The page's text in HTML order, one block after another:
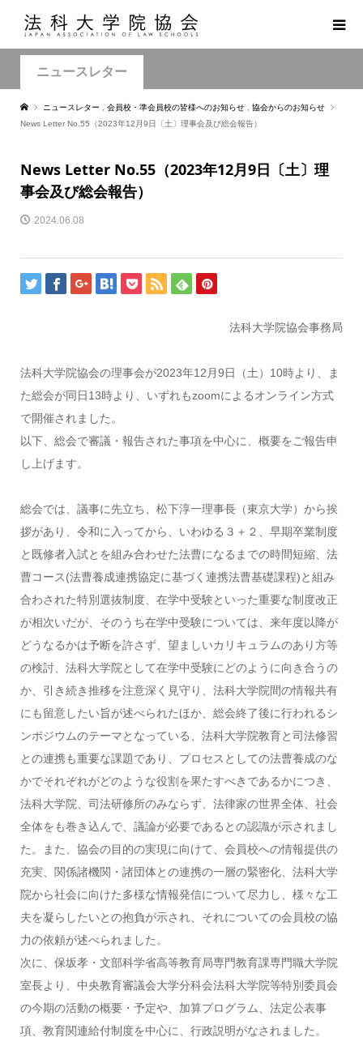
ニュースレター
ニュースレター 会員校・準会員校の皆様へのお知らせ
協会からのお知らせ
News Letter No.55（2023年12月9日〔土〕理事会及び総会報告）
News Letter No.55（2023年12月9日〔土〕理
事会及び総会報告）
2024.06.08
法科大学院協会事務局
法科大学院協会の理事会が2023年12月9日（土）10時より、ま
た総会が同日13時より、いずれもzoomによるオンライン方式
で開催されました。
以下、総会で審議・報告された事項を中心に、概要をご報告申
し上げます。
総会では、議事に先立ち、松下淳一理事長（東京大学）から挨
拶があり、令和に入ってから、いわゆる３＋２、早期卒業制度
と既修者入試とを組み合わせた法曹になるまでの時間短縮、法
曹コース(法曹養成連携協定に基づく連携法曹基礎課程)と組み
合わされた特別選抜制度、在学中受験といった重要な制度改正
が相次いだが、そのうち在学中受験については、来年度以降が
どうなるかは予断を許さず、望ましいカリキュラムのあり方等
の検討、法科大学院として在学中受験にどのように向き合うの
か、引き続き推移を注意深く見守り、法科大学院間の情報共有
にも留意したい旨が述べられたほか、総会終了後に行われるシ
ンポジウムのテーマとなっている、法科大学院教育と司法修習
との連携も重要な課題であり、プロセスとしての法曹養成のな
かでそれぞれがどのような役割を果たすべきであるかにつき、
法科大学院、司法研修所のみならず、法律家の世界全体、社会
全体をも巻き込んで、議論が必要であるとの認識が示されまし
た。また、協会の目的の実現に向けて、会員校への情報提供の
充実、関係諸機関・諸団体との連携の一層の緊密化、法科大学
院から社会に向けた多様な情報発信について尽力し、様々な工
夫を凝らしたいとの抱負が示され、それについての会員校の協
力の依頼が述べられました。
次に、保坂孝・文部科学省高等教育局専門教育課専門職大学院
室長より、中央教育審議会大学分科会法科大学院等特別委員会
の今期の活動の概要・予定や、加算プログラム、法定公表事
項、教育関連給付制度を中心に、行政説明がなされました。